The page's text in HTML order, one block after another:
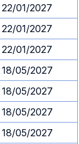
22/01/2027
22/01/2027
22/01/2027
18/05/2027
18/05/2027
18/05/2027
18/05/2027